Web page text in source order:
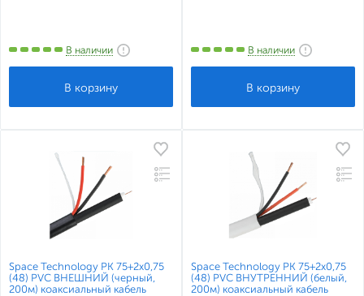
В наличии В наличии
Space Technology РК 75+2х0,75
(48) PVC ВНЕШНИЙ (черный,
200м) коаксиальный кабель
Space Technology РК 75+2х0,75
(48) PVC ВНУТРЕННИЙ (белый,
200м) коаксиальный кабель